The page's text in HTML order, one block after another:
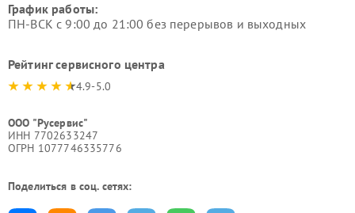
График работы:
ПН-ВСК с 9:00 до 21:00 без перерывов и выходных
Рейтинг сервисного центра
4.9-5.0
ООО "Русервис"
ИНН 7702633247
ОГРН 1077746335776
Поделиться в соц. сетях: